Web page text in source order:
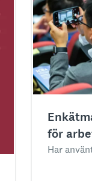
för
Har